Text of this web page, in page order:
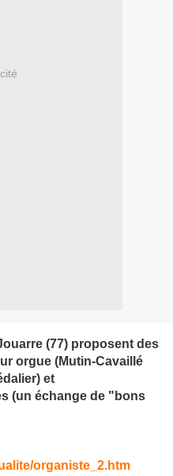
(77) proposent des
orgue (Mutin-Cavaillé
et
(un échange de "bons
organiste_2.htm